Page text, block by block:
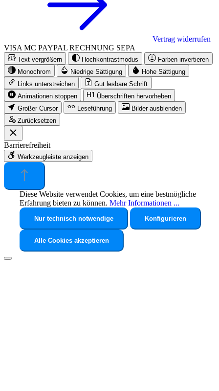
Vertrag widerrufen
VISA MC PAYPAL RECHNUNG SEPA
Text vergrößern Hochkontrastmodus
Farben invertieren
Monochrom
Niedrige Sättigung
Hohe Sättigung
Links unterstreichen
Gut lesbare Schrift
Animationen stoppen
Überschriften hervorheben
Großer Cursor
Leseführung
Bilder ausblenden
Zurücksetzen
Barrierefreiheit
Werkzeugleiste anzeigen
Diese Website verwendet Cookies, um eine bestmögliche
Erfahrung bieten zu können. Mehr Informationen ...
Nur technisch notwendige Konfigurieren
Alle Cookies akzeptieren